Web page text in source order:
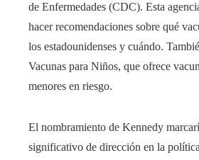
de Enfermedades (CDC). Esta
hacer recomendaciones sobre qué
los estadounidenses y cuándo.
Vacunas para Niños, que ofrece
menores en riesgo.
El nombramiento de Kennedy
significativo de dirección en la